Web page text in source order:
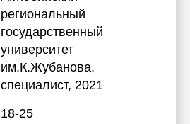
региональный
государственный
университет
им.К.Жубанова,
специалист, 2021
18-25